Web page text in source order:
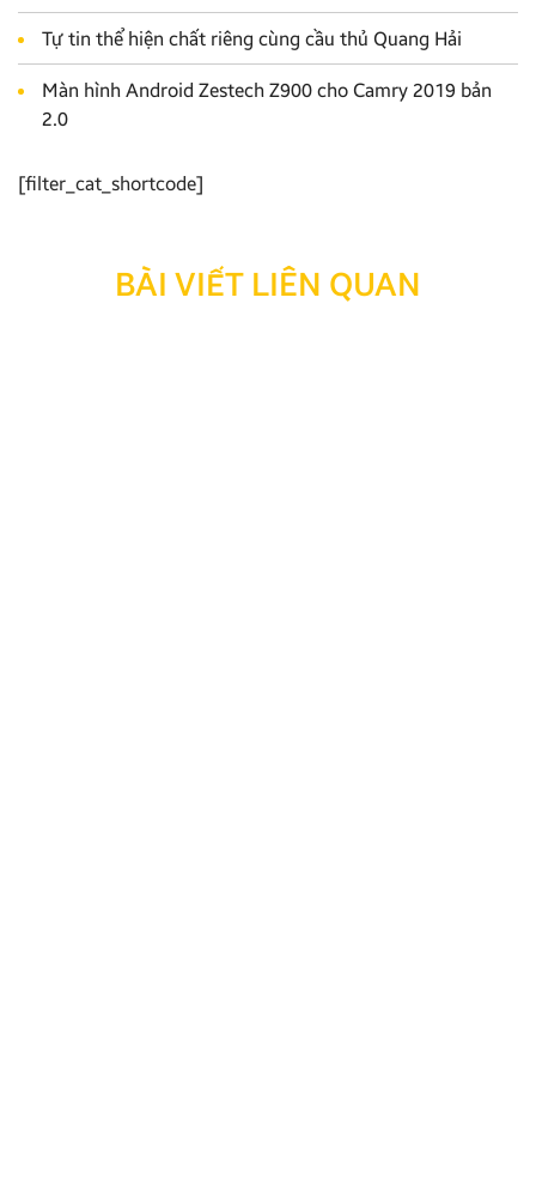
Tự tin thể hiện chất riêng cùng cầu thủ Quang Hải
Màn hình Android Zestech Z900 cho Camry 2019 bản
2.0
[filter_cat_shortcode]
BÀI VIẾT LIÊN QUAN